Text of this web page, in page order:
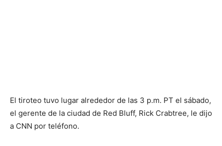
El tiroteo tuvo lugar alrededor de las 3 p.m. PT el sábado,
el gerente de la ciudad de Red Bluff, Rick Crabtree, le dijo
a CNN por teléfono.